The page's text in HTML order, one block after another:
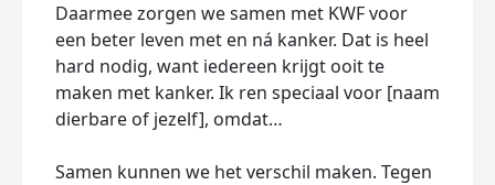
Daarmee zorgen we samen met KWF voor
een beter leven met en ná kanker. Dat is heel
hard nodig, want iedereen krijgt ooit te
maken met kanker. Ik ren speciaal voor [naam
dierbare of jezelf], omdat…
Samen kunnen we het verschil maken. Tegen